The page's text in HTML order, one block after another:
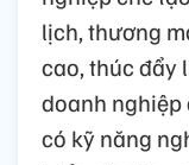
lịch, thương
cao, thúc đẩy
doanh nghiệp
có kỹ năng